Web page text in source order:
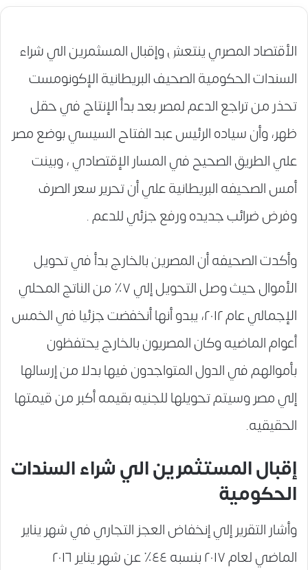
الأقتصاد المصري ينتعش وإقبال المسثمرين الي شراء
السندات الحكومية الصحيف البريطانية الإكونومست
تحذر من تراجع الدعم لمصر بعد بدأ الإنتاج في حقل
ظهر، وأن سياده الرئيس عبد الفتاح السيسي بوضع مصر
علي الطريق الصحيح في المسار الإقتصادي ، وبينت
أمس الصحيفه البريطانية علي أن تحرير سعر الصرف
وفرض ضرائب جديده ورفع جزئي للدعم .
وأكدت الصحيفه أن المصرين بالخارج بدأ في تحويل
الأموال حيث وصل التحويل إلي ٧٪‏ من الناتج المحلي
الإجمالي عام ٢٠١٢، يبدو أنها أنخفضت جزئيا في الخمس
أعوام الماضيه وكان المصريون بالخارج يحتفظون
بأموالهم في الدول المتواجدون فيها بدلا من إرسالها
إلي مصر وسيتم تحويلها للجنيه بقيمه أكبر من قيمتها
الحقيقيه.
إقبال المستثمرين الي شراء السندات
الحكومية
وأشار التقرير إلي إنخفاض العجز التجاري في شهر يناير
الماضي لعام ٢٠١٧ بنسبه ٤٤٪‏ عن شهر يناير ٢٠١٦